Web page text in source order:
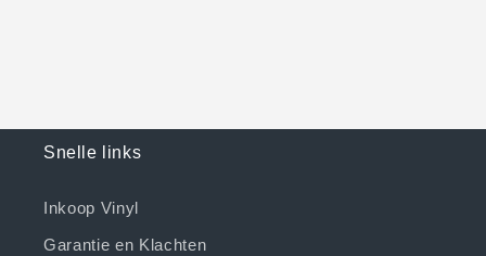
Snelle links
Inkoop Vinyl
Garantie en Klachten